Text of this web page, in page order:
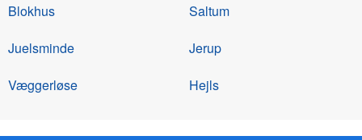
Blokhus
Juelsminde
Væggerløse
Saltum
Jerup
Hejls